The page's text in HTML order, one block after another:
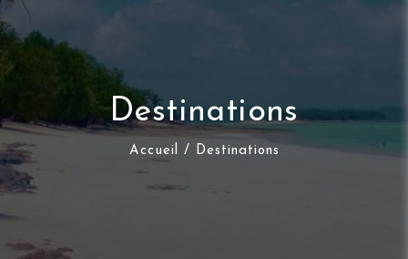
Destinations
Accueil / Destinations